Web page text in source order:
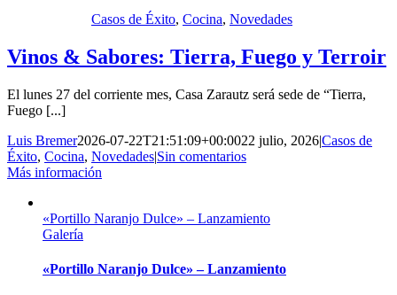
Casos de Éxito, Cocina, Novedades
Vinos & Sabores: Tierra, Fuego y Terroir
El lunes 27 del corriente mes, Casa Zarautz será sede de “Tierra,
Fuego [...]
Luis Bremer2026-07-22T21:51:09+00:0022 julio, 2026|Casos de
Éxito, Cocina, Novedades|Sin comentarios
Más información
«Portillo Naranjo Dulce» – Lanzamiento
Galería
«Portillo Naranjo Dulce» – Lanzamiento